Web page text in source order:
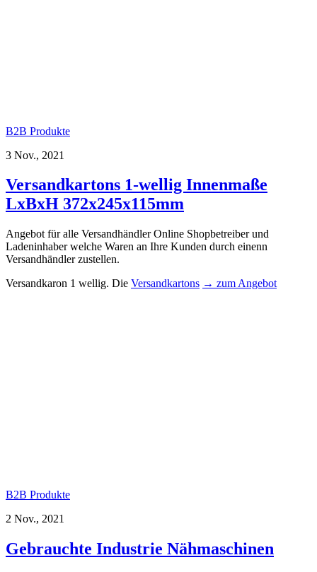
B2B Produkte
3 Nov., 2021
Versandkartons 1-wellig Innenmaße
LxBxH 372x245x115mm
Angebot für alle Versandhändler Online Shopbetreiber und
Ladeninhaber welche Waren an Ihre Kunden durch einenn
Versandhändler zustellen.
Versandkaron 1 wellig. Die Versandkartons → zum Angebot
B2B Produkte
2 Nov., 2021
Gebrauchte Industrie Nähmaschinen